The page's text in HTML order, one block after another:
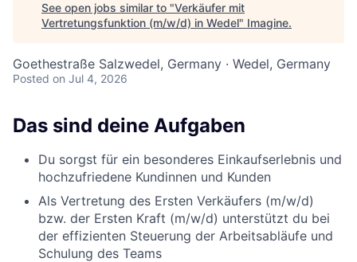
See open jobs similar to "Verkäufer mit
Vertretungsfunktion (m/w/d) in Wedel" Imagine.
Goethestraße Salzwedel, Germany · Wedel, Germany
Posted on Jul 4, 2026
Das sind deine Aufgaben
Du sorgst für ein besonderes Einkaufserlebnis und
hochzufriedene Kundinnen und Kunden
Als Vertretung des Ersten Verkäufers (m/w/d)
bzw. der Ersten Kraft (m/w/d) unterstützt du bei
der effizienten Steuerung der Arbeitsabläufe und
Schulung des Teams